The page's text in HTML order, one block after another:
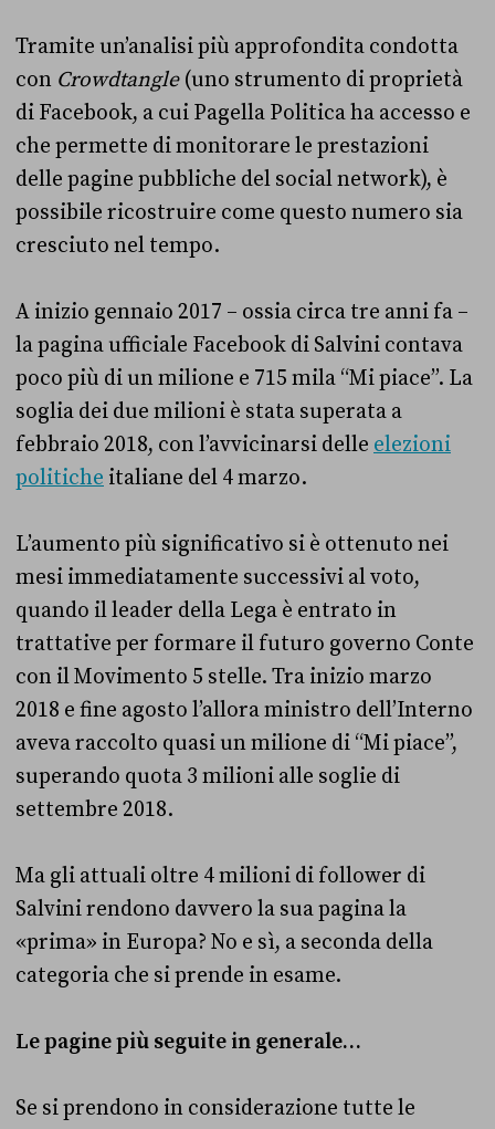
Tramite un’analisi più approfondita condotta
con Crowdtangle(uno strumento di proprietà
di Facebook, a cui Pagella Politica ha accesso e
che permette di monitorare le prestazioni
delle pagine pubbliche del social network), è
possibile ricostruire come questo numero sia
cresciuto nel tempo.
A inizio gennaio 2017 – ossia circa tre anni fa –
la pagina ufficiale Facebook di Salvini contava
poco più di un milione e 715 mila “Mi piace”. La
soglia dei due milioni è stata superata a
febbraio 2018, con l’avvicinarsi delle elezioni
politiche italiane del 4 marzo.
L’aumento più significativo si è ottenuto nei
mesi immediatamente successivi al voto,
quando il leader della Lega è entrato in
trattative per formare il futuro governo Conte
con il Movimento 5 stelle. Tra inizio marzo
2018 e fine agosto l’allora ministro dell’Interno
aveva raccolto quasi un milione di “Mi piace”,
superando quota 3 milioni alle soglie di
settembre 2018.
Ma gli attuali oltre 4 milioni di follower di
Salvini rendono davvero la sua pagina la
«prima» in Europa? No e sì, a seconda della
categoria che si prende in esame.
Le pagine più seguite in generale…
Se si prendono in considerazione tutte le